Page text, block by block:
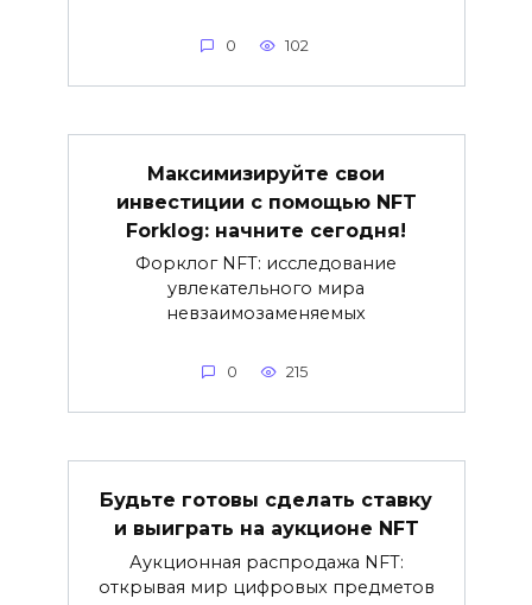
0 102
Максимизируйте свои
инвестиции с помощью NFT
Forklog: начните сегодня!
Форклог NFT: исследование
увлекательного мира
невзаимозаменяемых
0 215
Будьте готовы сделать ставку
и выиграть на аукционе NFT
Аукционная распродажа NFT:
открывая мир цифровых предметов